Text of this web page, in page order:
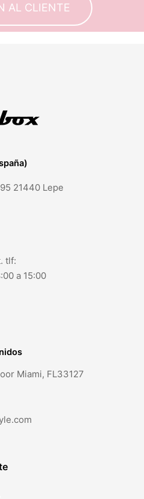
AL CLIENTE
21440 Lepe
tlf:
a 15:00
Miami, FL33127